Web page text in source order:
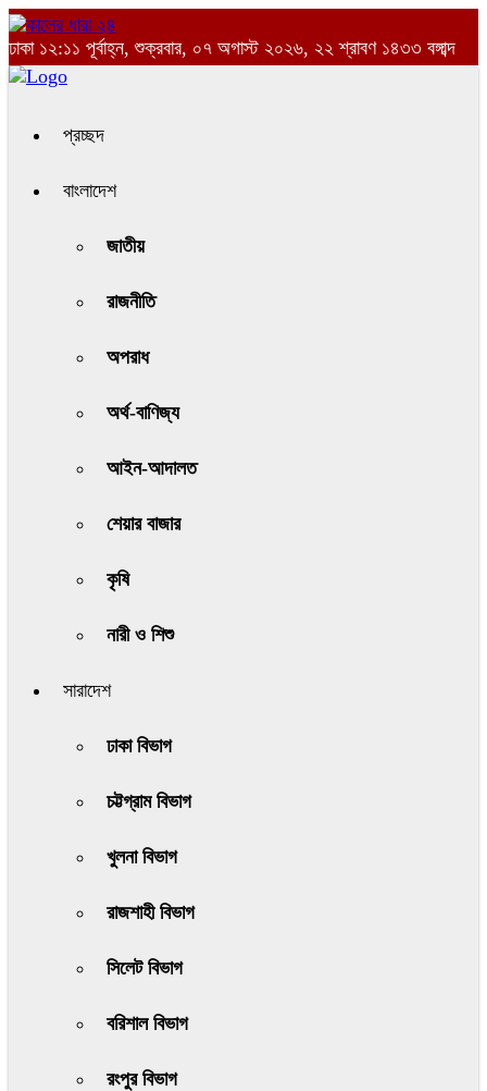
ঢাকা ১২:১১ পূর্বাহ্ন, শুক্রবার, ০৭ অগাস্ট ২০২৬, ২২ শ্রাবণ ১৪৩৩ বঙ্গাব্দ
প্রচ্ছদ
বাংলাদেশ
জাতীয়
রাজনীতি
অপরাধ
অর্থ-বাণিজ্য
আইন-আদালত
শেয়ার বাজার
কৃষি
নারী ও শিশু
সারাদেশ
ঢাকা বিভাগ
চট্টগ্রাম বিভাগ
খুলনা বিভাগ
রাজশাহী বিভাগ
সিলেট বিভাগ
বরিশাল বিভাগ
রংপুর বিভাগ